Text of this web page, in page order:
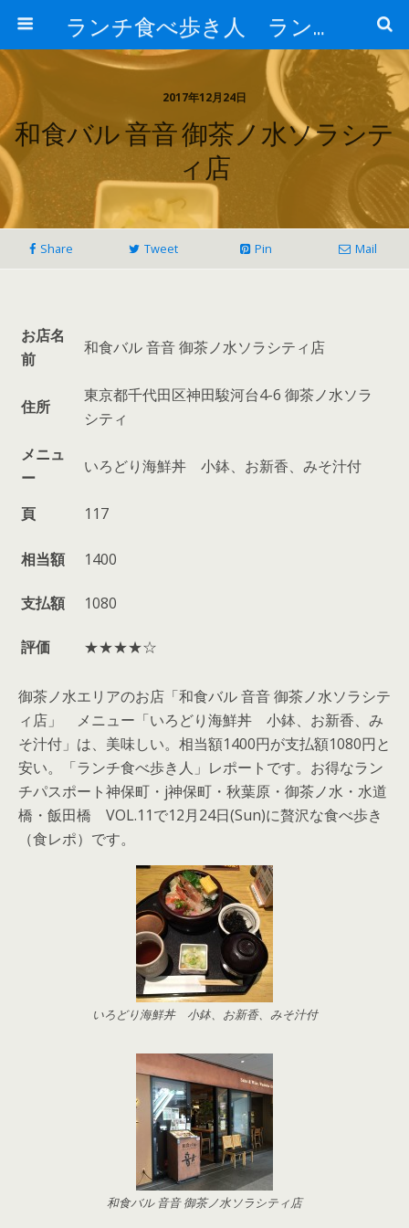
ランチ食べ歩き人 ランチパスポートで美味しいランチ 安い 贅沢 おいしい
2017年12月24日
和食バル 音音 御茶ノ水ソラシテ
ィ店
Share Tweet Pin Mail
お店名
前
和食バル 音音 御茶ノ水ソラシティ店
住所
東京都千代田区神田駿河台4-6 御茶ノ水ソラ
シティ
メニュ
ー
いろどり海鮮丼 小鉢、お新香、みそ汁付
頁 117
相当額 1400
支払額 1080
評価 ★★★★☆
御茶ノ水エリアのお店「和食バル 音音 御茶ノ水ソラシテ
ィ店」 メニュー「いろどり海鮮丼 小鉢、お新香、み
そ汁付」は、美味しい。相当額1400円が支払額1080円と
安い。「ランチ食べ歩き人」レポートです。お得なラン
チパスポート神保町・j神保町・秋葉原・御茶ノ水・水道
橋・飯田橋 VOL.11で12月24日(Sun)に贅沢な食べ歩き
（食レポ）です。
いろどり海鮮丼 小鉢、お新香、みそ汁付
和食バル 音音 御茶ノ水ソラシティ店